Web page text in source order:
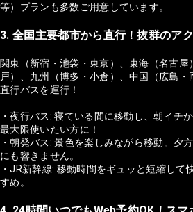
等）プランも多数ご用意しています。
3. 全国主要都市から直行！抜群のア
関東（新宿・池袋・東京）、東海（名古
戸）、九州（博多・小倉）、中国（広島
直行バスを運行！
・夜行バス: 寝ている間に移動し、朝イチ
最大限使いたい方に！
・朝発バス: 景色を楽しみながら移動。夕
にも響きません。
・JR新幹線: 移動時間をギュッと短縮して
すめ。